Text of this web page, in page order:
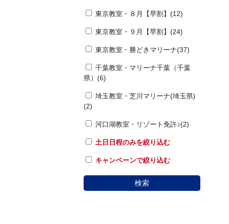
東京教室・８月【早割】(12)
東京教室・９月【早割】(24)
東京教室・勝どきマリーナ(37)
千葉教室・マリーナ千葉（千葉
県）(6)
埼玉教室・芝川マリーナ(埼玉県)
(2)
河口湖教室・リゾート免許♪(2)
土日日程のみを絞り込む
キャンペーンで絞り込む
検索